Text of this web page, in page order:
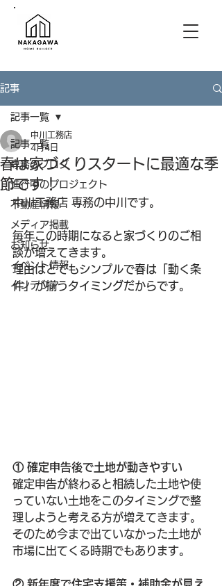
記事
記事一覧
専務のブログ
進行中のプロジェクト
不動産情報
メディア掲載
お知らせ
イベント情報
インテリア
記事一覧
春は家づくりスタートに最適な季
節です！
中川工務店
4月4日
中川工務店 専務の中川です。
毎年この時期になると家づくりのご相
談が増えてきます。
理由はとてもシンプルで春は「動く条
件」が揃うタイミングだからです。
① 確定申告後で土地が動きやすい
確定申告が終わると相続した土地や使
っていない土地をこのタイミングで整
理しようと考える方が増えてきます。
そのため今まで出ていなかった土地が
市場に出てくる時期でもあります。